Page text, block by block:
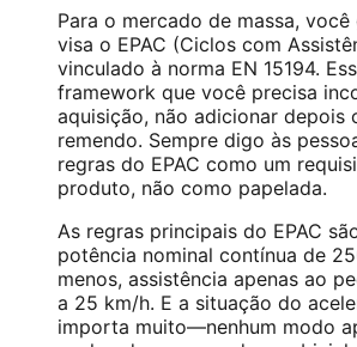
Para o mercado de massa, você
visa o EPAC (Ciclos com
vinculado à norma EN 15194.
framework que você precisa
aquisição, não adicionar depois
remendo. Sempre digo às
regras do EPAC como um
produto, não como papelada.
As regras principais do EPAC
potência nominal contínua de
menos, assistência apenas ao
a 25 km/h. E a situação do
importa muito—nenhum modo